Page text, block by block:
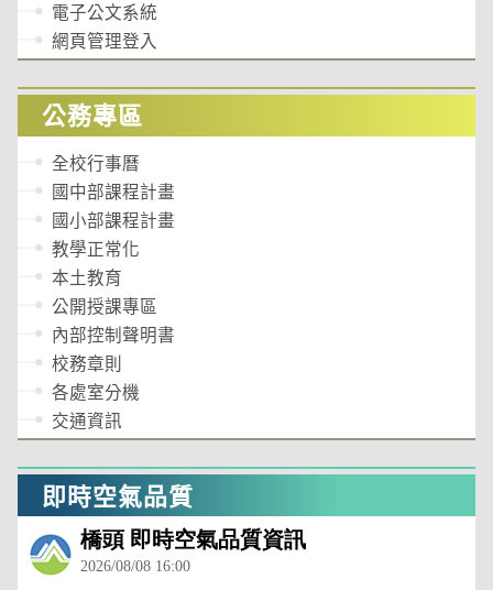
電子公文系統
網頁管理登入
公務專區
全校行事曆
國中部課程計畫
國小部課程計畫
教學正常化
本土教育
公開授課專區
內部控制聲明書
校務章則
各處室分機
交通資訊
即時空氣品質